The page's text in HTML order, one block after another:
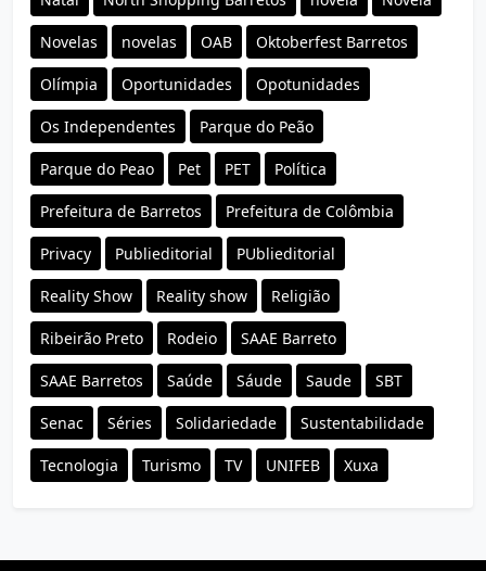
Novelas novelas OAB Oktoberfest Barretos
Olímpia Oportunidades Opotunidades
Os Independentes Parque do Peão
Parque do Peao Pet PET Política
Prefeitura de Barretos Prefeitura de Colômbia
Privacy Publieditorial PUblieditorial
Reality Show Reality show Religião
Ribeirão Preto Rodeio SAAE Barreto
SAAE Barretos Saúde Sáude Saude SBT
Senac Séries Solidariedade Sustentabilidade
Tecnologia Turismo TV UNIFEB Xuxa